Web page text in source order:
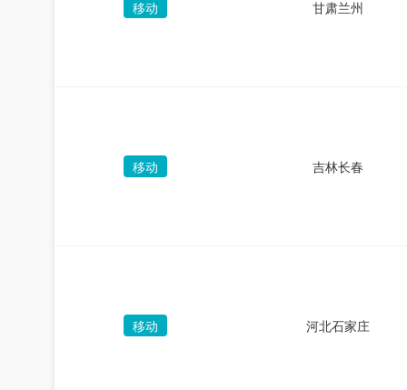
移动 甘肃兰州
移动 吉林长春
移动 河北石家庄